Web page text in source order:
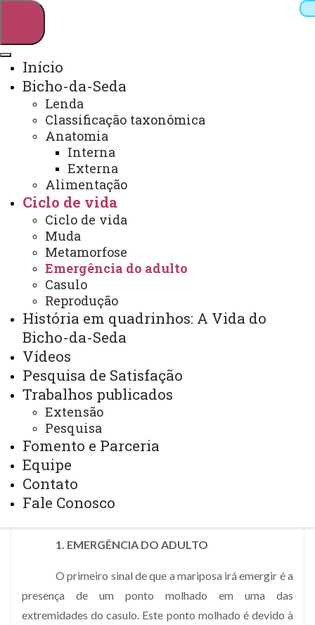
Webmail Sistemas
Arquivo Virtual
Início
Bicho-da-Seda
Lenda
Classificação taxonômica
Anatomia
Interna
Externa
Alimentação
Ciclo de vida
Ciclo de vida
Muda
Metamorfose
Emergência do adulto
Casulo
Reprodução
História em quadrinhos: A Vida do
Bicho-da-Seda
Vídeos
Pesquisa de Satisfação
Trabalhos publicados
Extensão
Pesquisa
Fomento e Parceria
Equipe
Contato
Fale Conosco
Emergência do adulto
1. EMERGÊNCIA DO ADULTO
O primeiro sinal de que a mariposa irá emergir é a
presença de um ponto molhado em uma das
extremidades do casulo. Este ponto molhado é devido à